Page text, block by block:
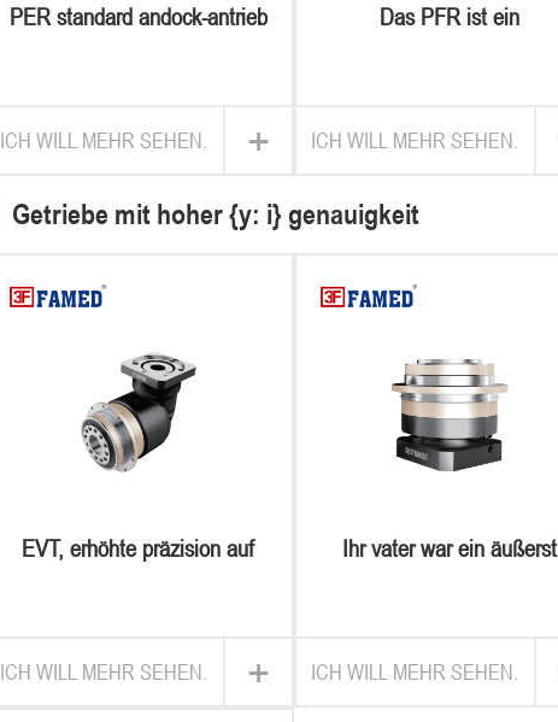
PER standard andock-antrieb
+
ICH WILL MEHR SEHEN.
Das PFR ist ein
ICH WILL MEHR SEHEN.
Getriebe mit hoher {y: i} genauigkeit
EVT, erhöhte präzision auf
+
ICH WILL MEHR SEHEN.
Ihr vater war ein äußerst
ICH WILL MEHR SEHEN.